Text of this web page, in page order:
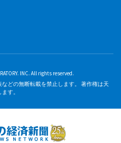
INC. All rights reserved.
どの無断転載を禁止します。 著作権は天
す。